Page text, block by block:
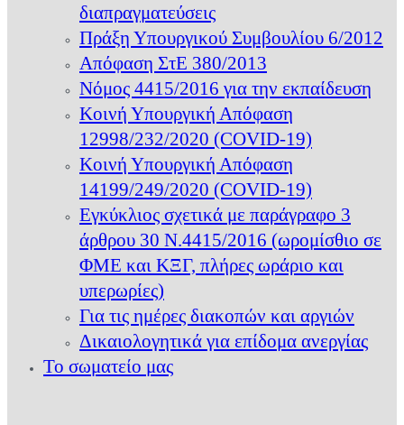
διαπραγματεύσεις
Πράξη Υπουργικού Συμβουλίου 6/2012
Απόφαση ΣτΕ 380/2013
Νόμος 4415/2016 για την εκπαίδευση
Κοινή Υπουργική Απόφαση
12998/232/2020 (COVID-19)
Κοινή Υπουργική Απόφαση
14199/249/2020 (COVID-19)
Εγκύκλιος σχετικά με παράγραφο 3
άρθρου 30 Ν.4415/2016 (ωρομίσθιο σε
ΦΜΕ και ΚΞΓ, πλήρες ωράριο και
υπερωρίες)
Για τις ημέρες διακοπών και αργιών
Δικαιολογητικά για επίδομα ανεργίας
Το σωματείο μας